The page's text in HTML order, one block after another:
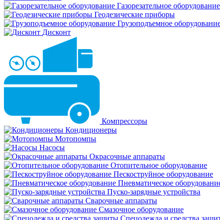
Газорезательное оборудование
Геодезические приборы
Грузоподъемное
Дисконт
Компрессоры
Кондиционеры
Мотопомпы
Насосы
Окрасочные аппараты
Отопительное оборудование
Пескоструйное оборудование
Пневматическое
Пуско-зарядные устройства
Сварочные аппараты
Смазочное оборудование
Спецодежда и средства